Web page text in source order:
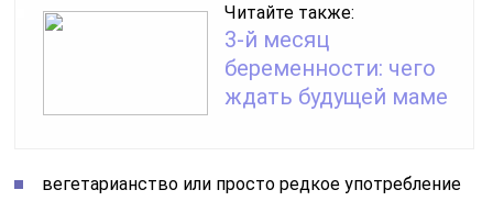
Читайте также:
3-й месяц
беременности: чего
ждать будущей маме
вегетарианство или просто редкое употребление